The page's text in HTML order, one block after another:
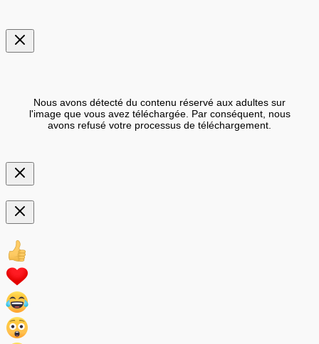
Nous avons détecté du contenu réservé aux adultes sur
l'image que vous avez téléchargée. Par conséquent, nous
avons refusé votre processus de téléchargement.